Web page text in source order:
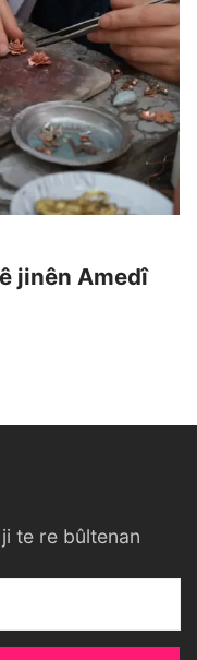
jinên Amedî
te re bûltenan